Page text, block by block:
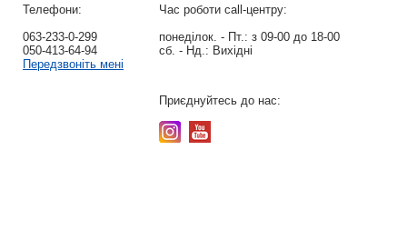
Телефони:
063-233-0-299
050-413-64-94
Передзвоніть мені
Час роботи call-центру:
понеділок. - Пт.: з 09-00 до 18-00
сб. - Нд.: Вихідні
Приєднуйтесь до нас: